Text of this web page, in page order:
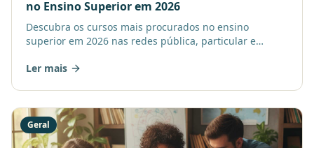
no Ensino Superior em 2026
Descubra os cursos mais procurados no ensino
superior em 2026 nas redes pública, particular e
seu futuro.
Ler mais
Geral